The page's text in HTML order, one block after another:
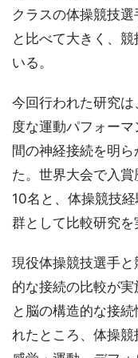
クラスの体操競技
と比べて大きく、
いる。
今回行われた研究
度な運動パフォー
間の神経接続を明
た。世界大会で入
10名と、体操競技
群として比較研究を
現役体操競技選手
的な接続の比較が
と脳の構造的な接
れたところ、体操競